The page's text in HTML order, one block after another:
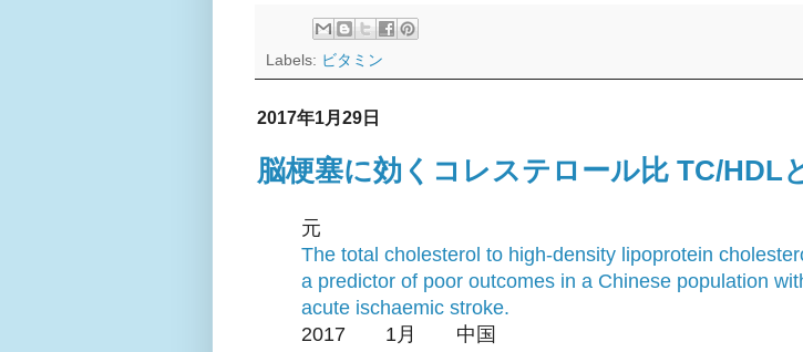
Labels: ビタミン
2017年1月29日
脳梗塞に効くコレステロール比 TC/HDL
元
The total cholesterol to high-density lipoprotein
a predictor of poor outcomes in a Chinese population
acute ischaemic stroke.
2017 1月 中国